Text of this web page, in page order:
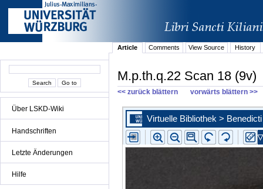
Über LSKD-Wiki
Handschriften
Letzte Änderungen
Hilfe
Article Comments View Source History
M.p.th.q.22 Scan 18 (9v)
<< zurück blättern vorwärts blättern >>